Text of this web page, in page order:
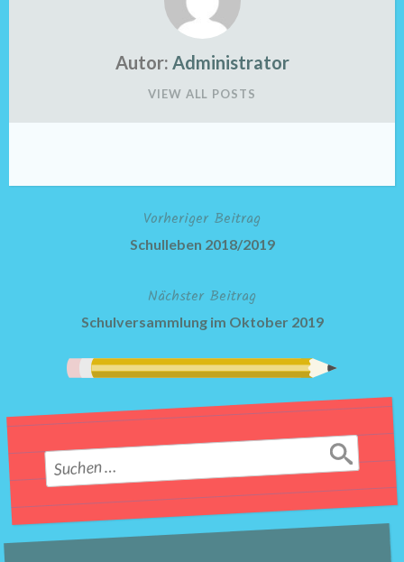
Autor: Administrator
VIEW ALL POSTS
BeitragsnavigationVorheriger Beitrag
Schulleben 2018/2019
Nächster Beitrag
Schulversammlung im Oktober 2019
Suchen
nach: